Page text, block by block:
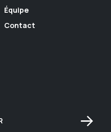
Équipe
Contact